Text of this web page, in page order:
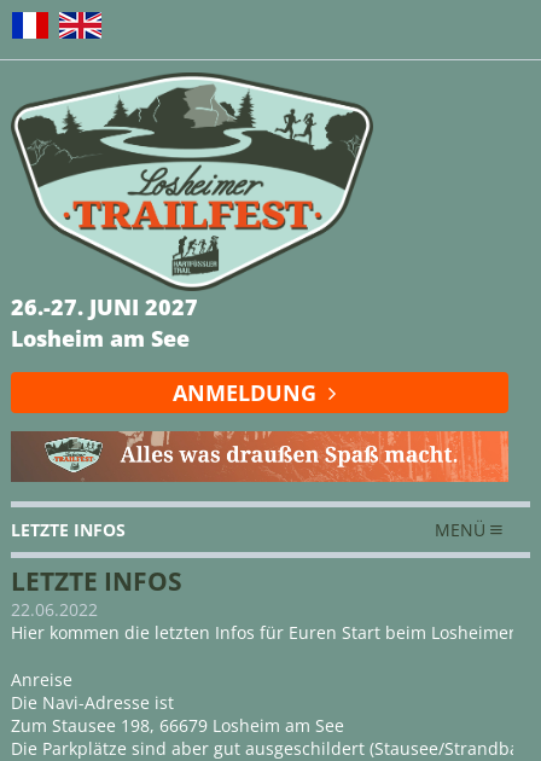
26.-27. JUNI 2027
Losheim am See
ANMELDUNG
LETZTE INFOS MENÜ
LETZTE INFOS
22.06.2022
Hier kommen die letzten Infos für Euren Start beim Losheimer
Anreise
Die Navi-Adresse ist
Zum Stausee 198, 66679 Losheim am See
Die Parkplätze sind aber gut ausgeschildert (Stausee/Strandbad